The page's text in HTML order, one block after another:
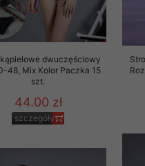
dwuczęściowy
48, Mix Kolor Paczka 15
szt.
44.00 zł
szczegóły
prosimy zgłaszać na email